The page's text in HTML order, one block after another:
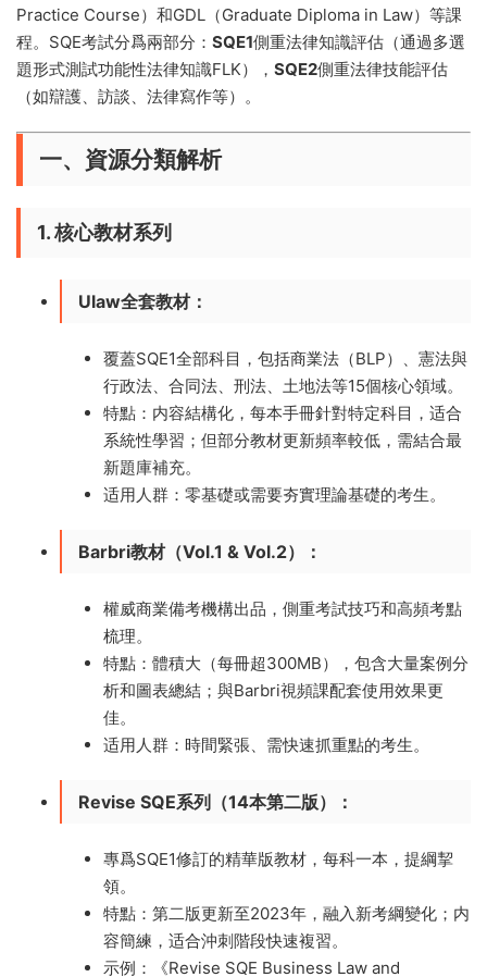
Practice Course）和GDL（Graduate Diploma in Law）等課
程。SQE考試分爲兩部分： SQE1側重法律知識評估（通過多選
題形式測試功能性法律知識FLK）， SQE2側重法律技能評估
（如辯護、訪談、法律寫作等）。
一、資源分類解析
1. 核心教材系列
Ulaw全套教材：
覆蓋SQE1全部科目，包括商業法（BLP）、憲法與
行政法、合同法、刑法、土地法等15個核心領域。
特點：内容結構化，每本手冊針對特定科目，适合
系統性學習；但部分教材更新頻率較低，需結合最
新題庫補充。
适用人群：零基礎或需要夯實理論基礎的考生。
Barbri教材（Vol.1 & Vol.2） ：
權威商業備考機構出品，側重考試技巧和高頻考點
梳理。
特點：體積大（每冊超300MB），包含大量案例分
析和圖表總結；與Barbri視頻課配套使用效果更
佳。
适用人群：時間緊張、需快速抓重點的考生。
Revise SQE系列（14本第二版） ：
專爲SQE1修訂的精華版教材，每科一本，提綱挈
領。
特點：第二版更新至2023年，融入新考綱變化；内
容簡練，适合沖刺階段快速複習。
示例：《Revise SQE Business Law and